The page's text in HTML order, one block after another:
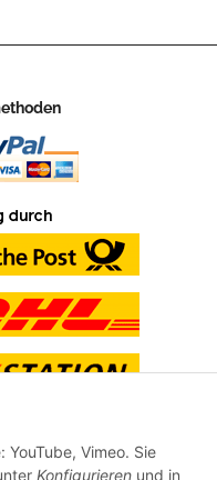
Vimeo. Sie
Konfigurieren und in